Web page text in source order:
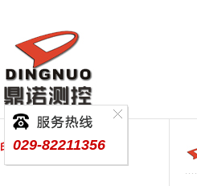
印刷纸品包装
029-82211356